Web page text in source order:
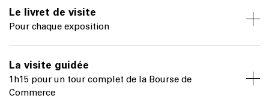
Le livret de visite
Pour chaque exposition
La visite guidée
1h15 pour un tour complet de la Bourse de
Commerce